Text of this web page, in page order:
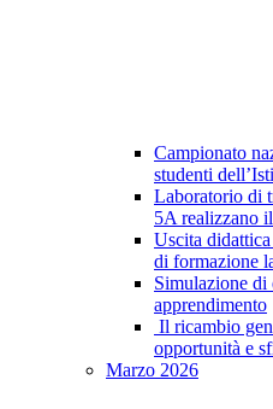
Campionato
studenti
Laboratorio di
5A realizzano
Uscita
di formazione
Simulazione
apprendimento
Il ricambio
opportunità e
Marzo 2026